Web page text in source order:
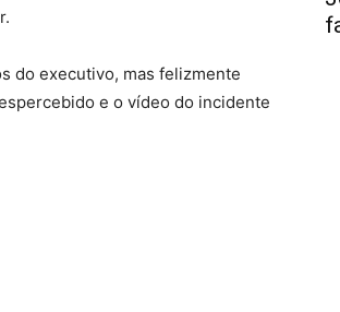
do executivo, mas felizmente
e o vídeo do incidente